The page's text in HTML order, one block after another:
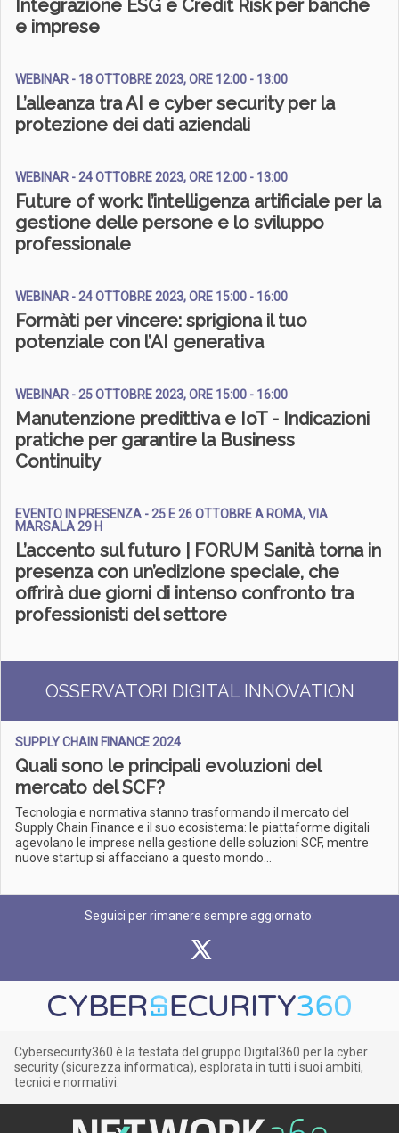
Integrazione ESG e Credit Risk per banche
e imprese
WEBINAR - 18 OTTOBRE 2023, ORE 12:00 - 13:00
L’alleanza tra AI e cyber security per la
protezione dei dati aziendali
WEBINAR - 24 OTTOBRE 2023, ORE 12:00 - 13:00
Future of work: l’intelligenza artificiale per la
gestione delle persone e lo sviluppo
professionale
WEBINAR - 24 OTTOBRE 2023, ORE 15:00 - 16:00
Formàti per vincere: sprigiona il tuo
potenziale con l’AI generativa
WEBINAR - 25 OTTOBRE 2023, ORE 15:00 - 16:00
Manutenzione predittiva e IoT - Indicazioni
pratiche per garantire la Business
Continuity
EVENTO IN PRESENZA - 25 E 26 OTTOBRE A ROMA, VIA
MARSALA 29 H
L’accento sul futuro | FORUM Sanità torna in
presenza con un’edizione speciale, che
offrirà due giorni di intenso confronto tra
professionisti del settore
OSSERVATORI DIGITAL INNOVATION
SUPPLY CHAIN FINANCE 2024
Quali sono le principali evoluzioni del
mercato del SCF?
Tecnologia e normativa stanno trasformando il mercato del
Supply Chain Finance e il suo ecosistema: le piattaforme digitali
agevolano le imprese nella gestione delle soluzioni SCF, mentre
nuove startup si affacciano a questo mondo...
Seguici per rimanere sempre aggiornato:
Cybersecurity360 è la testata del gruppo Digital360 per la cyber
security (sicurezza informatica), esplorata in tutti i suoi ambiti,
tecnici e normativi.